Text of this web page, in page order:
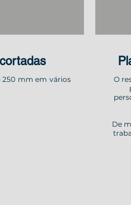
250 mm em vários
O
De